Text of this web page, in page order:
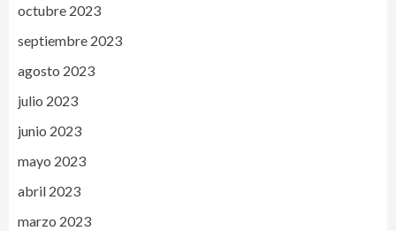
octubre 2023
septiembre 2023
agosto 2023
julio 2023
junio 2023
mayo 2023
abril 2023
marzo 2023